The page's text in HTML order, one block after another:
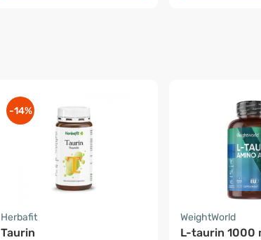
-14%
Herbafit
Taurin
WeightWorld
L-taurin 1000